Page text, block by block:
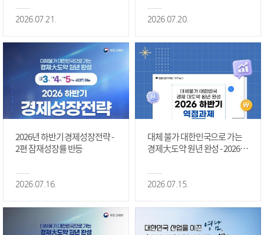
2026.07.21.
정상화 #2편
2026.07.20.
2026년 하반기 경제성장전략 -
2편 잠재성장률 반등
2026.07.16.
대체 불가 대한민국으로 가는
경제大도약 원년 완성 - 2026 하
2026.07.15.